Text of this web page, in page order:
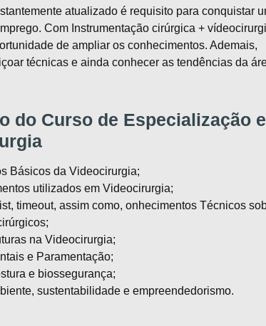
atualizado é requisito para conquistar
Com Instrumentação cirúrgica +
de ampliar os conhecimentos. Ademais,
técnicas e ainda conhecer as tendências da
do Curso de Especialização
Básicos da Videocirurgia;
utilizados em Videocirurgia;
timeout, assim como, onhecimentos Técnicos
na Videocirurgia;
e Paramentação;
e biossegurança;
sustentabilidade e empreendedorismo.